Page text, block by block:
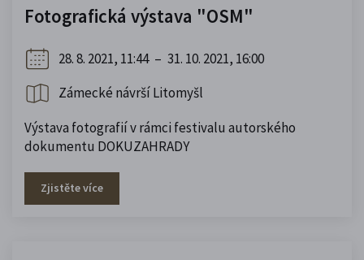
Fotografická výstava "OSM"
28. 8. 2021, 11:44 – 31. 10. 2021, 16:00
Zámecké návrší Litomyšl
Výstava fotografií v rámci festivalu autorského
dokumentu DOKUZAHRADY
Zjistěte více